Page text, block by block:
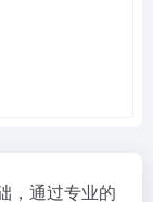
，通过专业的